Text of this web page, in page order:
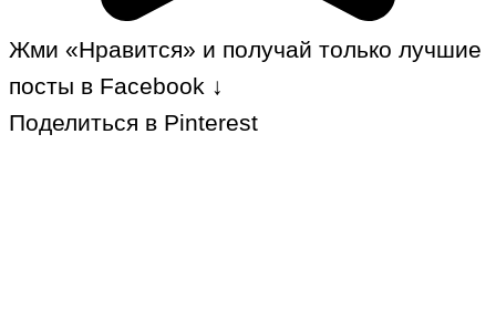
Жми «Нравится» и получай только лучшие
посты в Facebook ↓
Поделиться в Pinterest